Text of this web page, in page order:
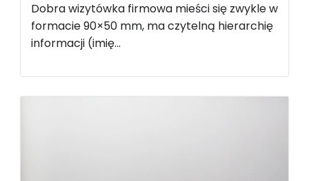
Dobra wizytówka firmowa mieści się zwykle w
formacie 90×50 mm, ma czytelną hierarchię
informacji (imię...